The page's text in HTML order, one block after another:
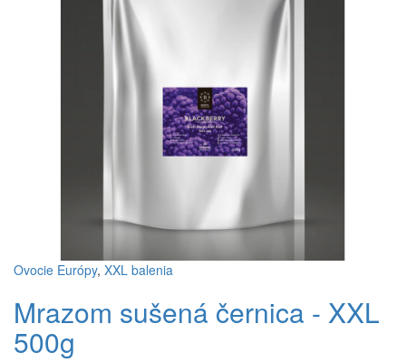
Ovocie Európy, XXL balenia
Mrazom sušená černica - XXL
500g